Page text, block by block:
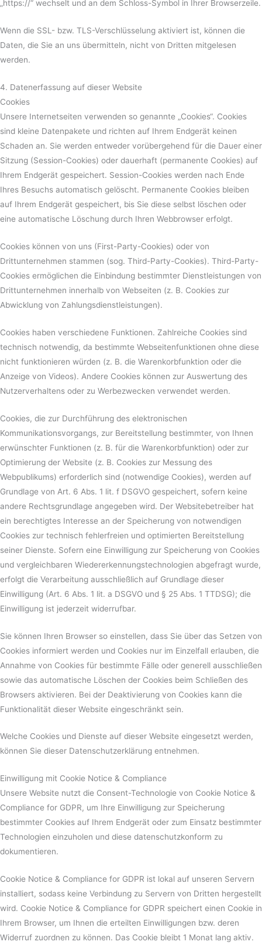
„https://“ wechselt und an dem Schloss-Symbol in Ihrer Browserzeile.
Wenn die SSL- bzw. TLS-Verschlüsselung aktiviert ist, können die
Daten, die Sie an uns übermitteln, nicht von Dritten mitgelesen
werden.
4. Datenerfassung auf dieser Website
Cookies
Unsere Internetseiten verwenden so genannte „Cookies“. Cookies
sind kleine Datenpakete und richten auf Ihrem Endgerät keinen
Schaden an. Sie werden entweder vorübergehend für die Dauer einer
Sitzung (Session-Cookies) oder dauerhaft (permanente Cookies) auf
Ihrem Endgerät gespeichert. Session-Cookies werden nach Ende
Ihres Besuchs automatisch gelöscht. Permanente Cookies bleiben
auf Ihrem Endgerät gespeichert, bis Sie diese selbst löschen oder
eine automatische Löschung durch Ihren Webbrowser erfolgt.
Cookies können von uns (First-Party-Cookies) oder von
Drittunternehmen stammen (sog. Third-Party-Cookies). Third-Party-
Cookies ermöglichen die Einbindung bestimmter Dienstleistungen von
Drittunternehmen innerhalb von Webseiten (z. B. Cookies zur
Abwicklung von Zahlungsdienstleistungen).
Cookies haben verschiedene Funktionen. Zahlreiche Cookies sind
technisch notwendig, da bestimmte Webseitenfunktionen ohne diese
nicht funktionieren würden (z. B. die Warenkorbfunktion oder die
Anzeige von Videos). Andere Cookies können zur Auswertung des
Nutzerverhaltens oder zu Werbezwecken verwendet werden.
Cookies, die zur Durchführung des elektronischen
Kommunikationsvorgangs, zur Bereitstellung bestimmter, von Ihnen
erwünschter Funktionen (z. B. für die Warenkorbfunktion) oder zur
Optimierung der Website (z. B. Cookies zur Messung des
Webpublikums) erforderlich sind (notwendige Cookies), werden auf
Grundlage von Art. 6 Abs. 1 lit. f DSGVO gespeichert, sofern keine
andere Rechtsgrundlage angegeben wird. Der Websitebetreiber hat
ein berechtigtes Interesse an der Speicherung von notwendigen
Cookies zur technisch fehlerfreien und optimierten Bereitstellung
seiner Dienste. Sofern eine Einwilligung zur Speicherung von Cookies
und vergleichbaren Wiedererkennungstechnologien abgefragt wurde,
erfolgt die Verarbeitung ausschließlich auf Grundlage dieser
Einwilligung (Art. 6 Abs. 1 lit. a DSGVO und § 25 Abs. 1 TTDSG); die
Einwilligung ist jederzeit widerrufbar.
Sie können Ihren Browser so einstellen, dass Sie über das Setzen von
Cookies informiert werden und Cookies nur im Einzelfall erlauben, die
Annahme von Cookies für bestimmte Fälle oder generell ausschließen
sowie das automatische Löschen der Cookies beim Schließen des
Browsers aktivieren. Bei der Deaktivierung von Cookies kann die
Funktionalität dieser Website eingeschränkt sein.
Welche Cookies und Dienste auf dieser Website eingesetzt werden,
können Sie dieser Datenschutzerklärung entnehmen.
Einwilligung mit Cookie Notice & Compliance
Unsere Website nutzt die Consent-Technologie von Cookie Notice &
Compliance for GDPR, um Ihre Einwilligung zur Speicherung
bestimmter Cookies auf Ihrem Endgerät oder zum Einsatz bestimmter
Technologien einzuholen und diese datenschutzkonform zu
dokumentieren.
Cookie Notice & Compliance for GDPR ist lokal auf unseren Servern
installiert, sodass keine Verbindung zu Servern von Dritten hergestellt
wird. Cookie Notice & Compliance for GDPR speichert einen Cookie in
Ihrem Browser, um Ihnen die erteilten Einwilligungen bzw. deren
Widerruf zuordnen zu können. Das Cookie bleibt 1 Monat lang aktiv.